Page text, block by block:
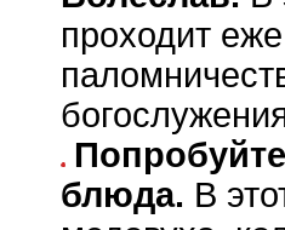
проходит
блюда. В